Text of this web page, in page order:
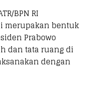
BPN RI
merupakan bentuk
Prabowo
dan tata ruang di
dengan